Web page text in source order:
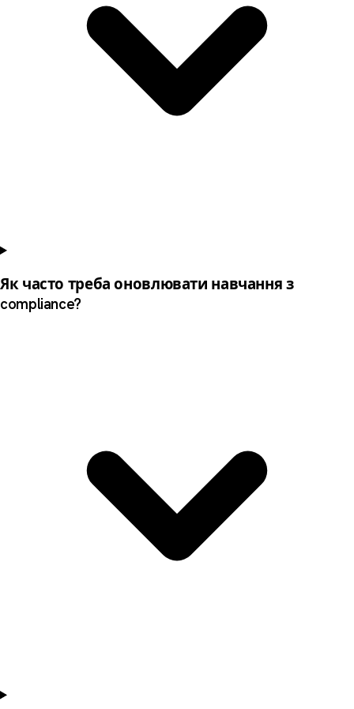
Як часто треба оновлювати навчання з
compliance?